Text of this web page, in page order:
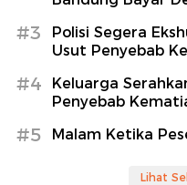
#3
Polisi Segera
Usut Penyebab
#4
Keluarga
Penyebab
#5 Malam Ketika
Lihat